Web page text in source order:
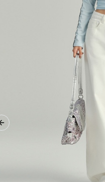
Previous slide